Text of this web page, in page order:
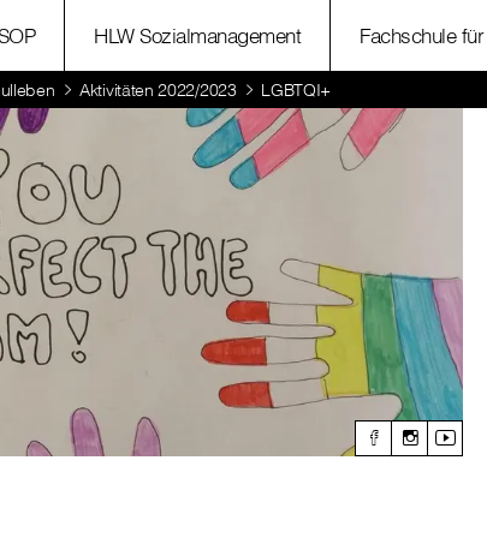
HLW Sozialmanagement Fachschule
Aktivitäten 2022/2023 LGBTQI+